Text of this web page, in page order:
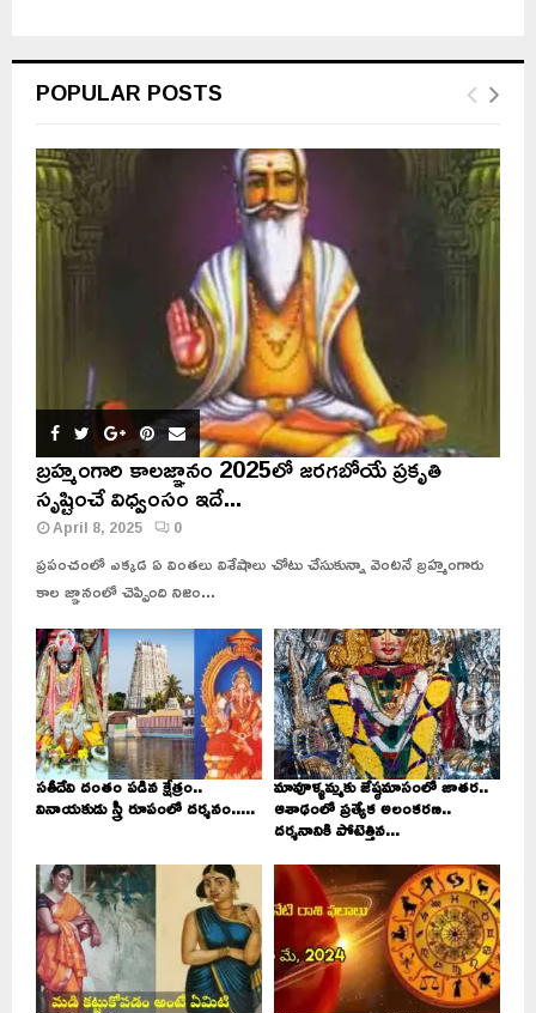
POPULAR POSTS
బ్రహ్మంగారి కాలజ్ఞానం 2025లో జరగబోయే ప్రకృతి
సృష్టించే విధ్వంసం ఇదే...
April 8, 2025 0
ప్రపంచంలో ఎక్కడ ఏ వింతలు విశేషాలు చోటు చేసుకున్నా వెంటనే బ్రహ్మంగారు
కాల జ్ఞానంలో చెప్పింది నిజం...
సతీదేవి దంతం పడిన క్షేత్రం..
వినాయకుడు స్త్రీ రూపంలో దర్శనం.....
మావూళ్ళమ్మకు జేష్ఠమాసంలో జాతర..
ఆశాఢంలో ప్రత్యేక అలంకరణ..
దర్శనానికి పోటెత్తిన...